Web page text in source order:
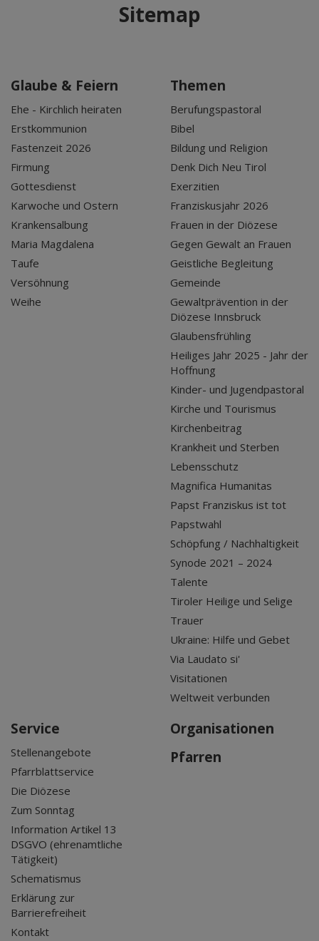
Sitemap
Glaube & Feiern
Ehe - Kirchlich heiraten
Erstkommunion
Fastenzeit 2026
Firmung
Gottesdienst
Karwoche und Ostern
Krankensalbung
Maria Magdalena
Taufe
Versöhnung
Weihe
Themen
Berufungspastoral
Bibel
Bildung und Religion
Denk Dich Neu Tirol
Exerzitien
Franziskusjahr 2026
Frauen in der Diözese
Gegen Gewalt an Frauen
Geistliche Begleitung
Gemeinde
Gewaltprävention in der
Diözese Innsbruck
Glaubensfrühling
Heiliges Jahr 2025 - Jahr der
Hoffnung
Kinder- und Jugendpastoral
Kirche und Tourismus
Kirchenbeitrag
Krankheit und Sterben
Lebensschutz
Magnifica Humanitas
Papst Franziskus ist tot
Papstwahl
Schöpfung / Nachhaltigkeit
Synode 2021 – 2024
Talente
Tiroler Heilige und Selige
Trauer
Ukraine: Hilfe und Gebet
Via Laudato si'
Visitationen
Weltweit verbunden
Service
Stellenangebote
Pfarrblattservice
Die Diözese
Zum Sonntag
Information Artikel 13
DSGVO (ehrenamtliche
Tätigkeit)
Schematismus
Erklärung zur
Barrierefreiheit
Kontakt
Organisationen
Pfarren